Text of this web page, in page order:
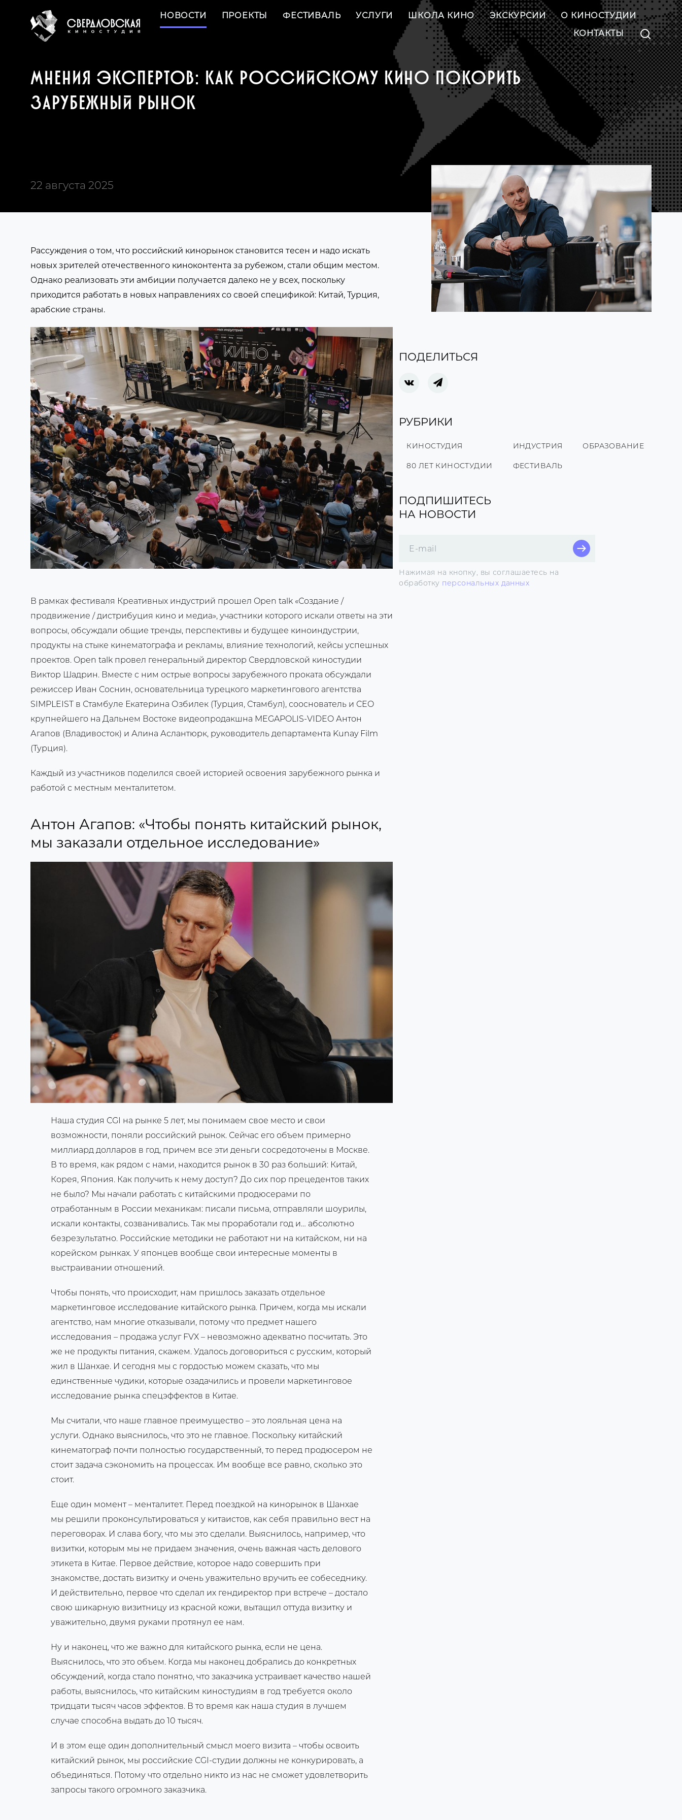
НОВОСТИ ПРОЕКТЫ ФЕСТИВАЛЬ УСЛУГИ ШКОЛА КИНО ЭКСКУРСИИ
О КИНОСТУДИИ
КОНТАКТЫ
МНЕНИЯ ЭКСПЕРТОВ: КАК РОССИЙСКОМУ КИНО ПОКОРИТЬ
ЗАРУБЕЖНЫЙ РЫНОК
22 августа 2025
Рассуждения о том, что российский кинорынок становится тесен и надо искать
новых зрителей отечественного киноконтента за рубежом, стали общим местом.
Однако реализовать эти амбиции получается далеко не у всех, поскольку
приходится работать в новых направлениях со своей спецификой: Китай, Турция,
арабские страны.
В рамках фестиваля Креативных индустрий прошел Open talk «Создание /
продвижение / дистрибуция кино и медиа», участники которого искали ответы на эти
вопросы, обсуждали общие тренды, перспективы и будущее киноиндустрии,
продукты на стыке кинематографа и рекламы, влияние технологий, кейсы успешных
проектов. Open talk провел генеральный директор Свердловской киностудии
Виктор Шадрин. Вместе с ним острые вопросы зарубежного проката обсуждали
режиссер Иван Соснин, основательница турецкого маркетингового агентства
SIMPLEIST в Стамбуле Екатерина Озбилек (Турция, Стамбул), сооснователь и CEO
крупнейшего на Дальнем Востоке видеопродакшна MEGAPOLIS-VIDEO Антон
Агапов (Владивосток) и Алина Аслантюрк, руководитель департамента Kunay Film
(Турция).
Каждый из участников поделился своей историей освоения зарубежного рынка и
работой с местным менталитетом.
Антон Агапов: «Чтобы понять китайский рынок,
мы заказали отдельное исследование»
Наша студия CGI на рынке 5 лет, мы понимаем свое место и свои
возможности, поняли российский рынок. Сейчас его объем примерно
миллиард долларов в год, причем все эти деньги сосредоточены в Москве.
В то время, как рядом с нами, находится рынок в 30 раз больший: Китай,
Корея, Япония. Как получить к нему доступ? До сих пор прецедентов таких
не было? Мы начали работать с китайскими продюсерами по
отработанным в России механикам: писали письма, отправляли шоурилы,
искали контакты, созванивались. Так мы проработали год и… абсолютно
безрезультатно. Российские методики не работают ни на китайском, ни на
корейском рынках. У японцев вообще свои интересные моменты в
выстраивании отношений.
Чтобы понять, что происходит, нам пришлось заказать отдельное
маркетинговое исследование китайского рынка. Причем, когда мы искали
агентство, нам многие отказывали, потому что предмет нашего
исследования – продажа услуг FVX – невозможно адекватно посчитать. Это
же не продукты питания, скажем. Удалось договориться с русским, который
жил в Шанхае. И сегодня мы с гордостью можем сказать, что мы
единственные чудики, которые озадачились и провели маркетинговое
исследование рынка спецэффектов в Китае.
Мы считали, что наше главное преимущество – это лояльная цена на
услуги. Однако выяснилось, что это не главное. Поскольку китайский
кинематограф почти полностью государственный, то перед продюсером не
стоит задача сэкономить на процессах. Им вообще все равно, сколько это
стоит.
Еще один момент – менталитет. Перед поездкой на кинорынок в Шанхае
мы решили проконсультироваться у китаистов, как себя правильно вест на
переговорах. И слава богу, что мы это сделали. Выяснилось, например, что
визитки, которым мы не придаем значения, очень важная часть делового
этикета в Китае. Первое действие, которое надо совершить при
знакомстве, достать визитку и очень уважительно вручить ее собеседнику.
И действительно, первое что сделал их гендиректор при встрече – достало
свою шикарную визитницу из красной кожи, вытащил оттуда визитку и
уважительно, двумя руками протянул ее нам.
Ну и наконец, что же важно для китайского рынка, если не цена.
Выяснилось, что это объем. Когда мы наконец добрались до конкретных
обсуждений, когда стало понятно, что заказчика устраивает качество нашей
работы, выяснилось, что китайским киностудиям в год требуется около
тридцати тысяч часов эффектов. В то время как наша студия в лучшем
случае способна выдать до 10 тысяч.
И в этом еще один дополнительный смысл моего визита – чтобы освоить
китайский рынок, мы российские CGI-студии должны не конкурировать, а
объединяться. Потому что отдельно никто из нас не сможет удовлетворить
запросы такого огромного заказчика.
ПОДЕЛИТЬСЯ
РУБРИКИ
КИНОСТУДИЯ ИНДУСТРИЯ ОБРАЗОВАНИЕ
80 ЛЕТ КИНОСТУДИИ ФЕСТИВАЛЬ
ПОДПИШИТЕСЬ
НА НОВОСТИ
для
mail
Нажимая на кнопку, вы соглашаетесь на
обработку персональных данных